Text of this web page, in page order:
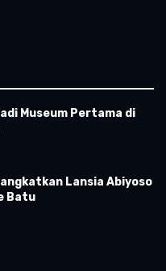
Museum Pertama di
Lansia Abiyoso
Batu